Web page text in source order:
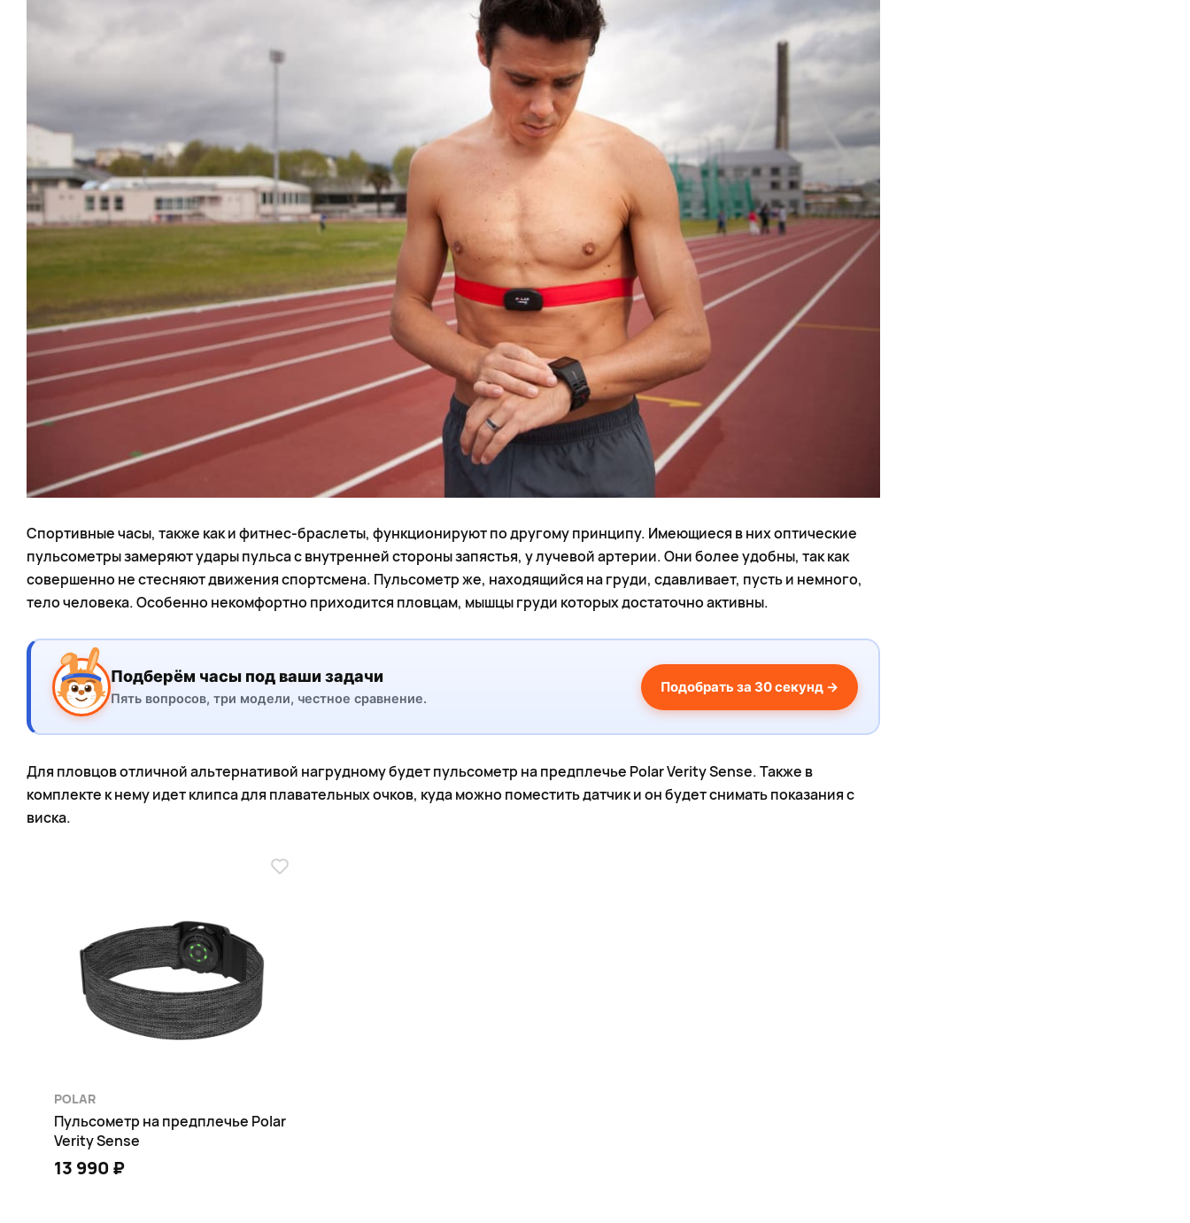
Спортивные часы, также как и фитнес-браслеты, функционируют по другому принципу. Имеющиеся в них оптические
пульсометры замеряют удары пульса с внутренней стороны запястья, у лучевой артерии. Они более удобны, так как
совершенно не стесняют движения спортсмена. Пульсометр же, находящийся на груди, сдавливает, пусть и немного,
тело человека. Особенно некомфортно приходится пловцам, мышцы груди которых достаточно активны.
Подберём часы под ваши задачи
Пять вопросов, три модели, честное сравнение.
Подобрать за 30 секунд →
Для пловцов отличной альтернативой нагрудному будет пульсометр на предплечье Polar Verity Sense. Также в
комплекте к нему идет клипса для плавательных очков, куда можно поместить датчик и он будет снимать показания с
виска.
POLAR
Пульсометр на предплечье Polar
Verity Sense
13 990 ₽